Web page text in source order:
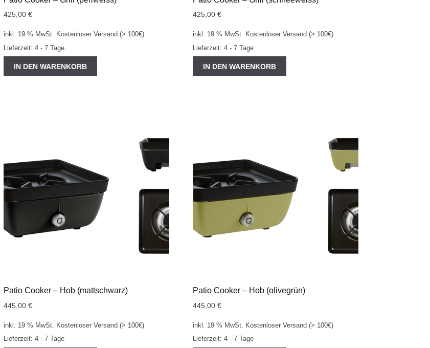
425,00€
inkl. 19 % MwSt. Kostenloser Versand (> 100€)
Lieferzeit:4 - 7 Tage
IN DEN WARENKORB
425,00€
inkl. 19 % MwSt. Kostenloser Versand (> 100€)
Lieferzeit:4 - 7 Tage
IN DEN WARENKORB
Patio Cooker – Hob (mattschwarz)
445,00€
inkl. 19 % MwSt. Kostenloser Versand (> 100€)
Lieferzeit:4 - 7 Tage
Patio Cooker – Hob (olivegrün)
445,00€
inkl. 19 % MwSt. Kostenloser Versand (> 100€)
Lieferzeit:4 - 7 Tage